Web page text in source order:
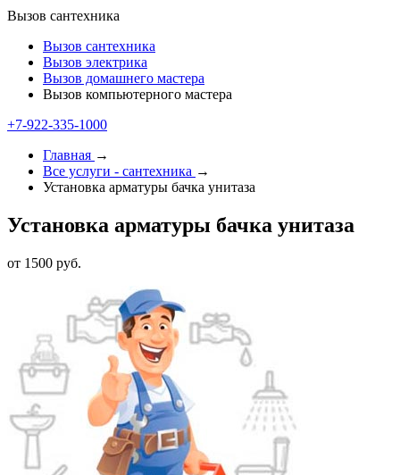
Вызов сантехника
Вызов сантехника
Вызов электрика
Вызов домашнего мастера
Вызов компьютерного мастера
+7-922-335-1000
Главная →
Все услуги - cантехника →
Установка арматуры бачка унитаза
Установка арматуры бачка унитаза
от 1500 руб.